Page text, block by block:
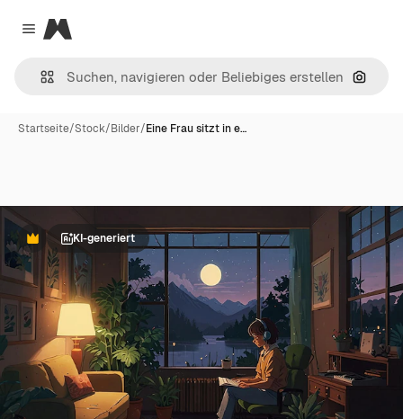
Close menu
Magnific
Nach
Startseite/Stock/Bilder/Eine Frau sitzt in e…
PremiumKI-generiert